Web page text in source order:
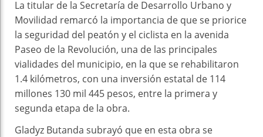
La titular de la Secretaría de Desarrollo Urbano y
Movilidad remarcó la importancia de que se priorice
la seguridad del peatón y el ciclista en la avenida
Paseo de la Revolución, una de las principales
vialidades del municipio, en la que se rehabilitaron
1.4 kilómetros, con una inversión estatal de 114
millones 130 mil 445 pesos, entre la primera y
segunda etapa de la obra.
Gladyz Butanda subrayó que en esta obra se